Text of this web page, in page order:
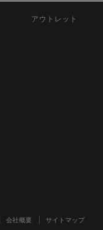
アウトレット
会社概要 サイトマップ